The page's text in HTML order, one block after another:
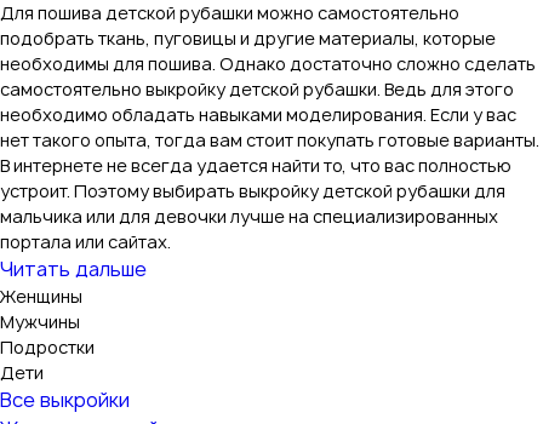
Для пошива детской рубашки можно самостоятельно
подобрать ткань, пуговицы и другие материалы, которые
необходимы для пошива. Однако достаточно сложно сделать
самостоятельно выкройку детской рубашки. Ведь для этого
необходимо обладать навыками моделирования. Если у вас
нет такого опыта, тогда вам стоит покупать готовые варианты.
В интернете не всегда удается найти то, что вас полностью
устроит. Поэтому выбирать выкройку детской рубашки для
мальчика или для девочки лучше на специализированных
портала или сайтах.
Читать дальше
Женщины
Мужчины
Подростки
Дети
Все выкройки